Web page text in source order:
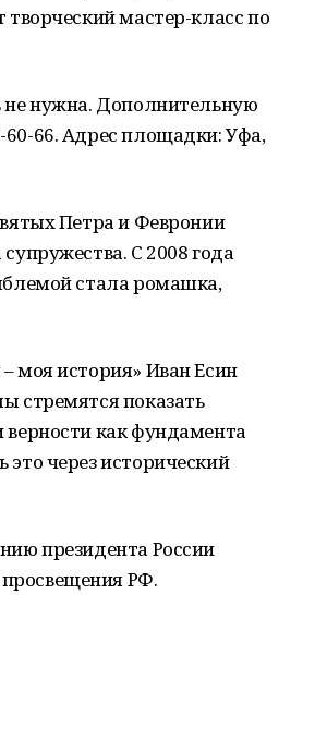
мастер-класс по
не нужна. Дополнительную
66. Адрес площадки: Уфа,
Петра и Февронии
С 2008 года
стала ромашка,
моя история» Иван Есин
стремятся показать
как фундамента
через исторический
президента России
РФ.